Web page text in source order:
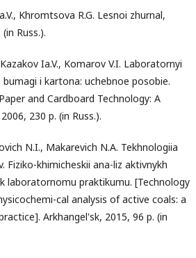
Khromtsova R.G. Lesnoi zhurnal,
Russ.).
Ia.V., Komarov V.I. Laboratornyi
i kartona: uchebnoe posobie.
and Cardboard Technology: A
230 p. (in Russ.).
N.I., Makarevich N.A. Tekhnologiia
Fiziko-khimicheskii ana-liz aktivnykh
laboratornomu praktikumu. [Technology
cal analysis of active coals: a
Arkhangel'sk, 2015, 96 p. (in